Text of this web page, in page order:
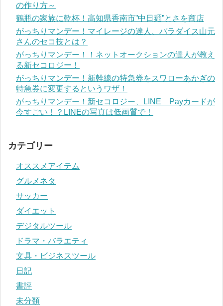
の作り方～
鶴瓶の家族に乾杯！高知県香南市”中日麺”とさを商店
がっちりマンデー！マイレージの達人、パラダイス山元
さんのセコ技とは？
がっちりマンデー！！ネットオークションの達人が教え
る新セコロジー！
がっちりマンデー！新幹線の特急券をスワローあかぎの
特急券に変更するというワザ！
がっちりマンデー！新セコロジー、LINE Payカードが
今すごい！？LINEの写真は低画質で！
カテゴリー
オススメアイテム
グルメネタ
サッカー
ダイエット
デジタルツール
ドラマ・バラエティ
文具・ビジネスツール
日記
書評
未分類